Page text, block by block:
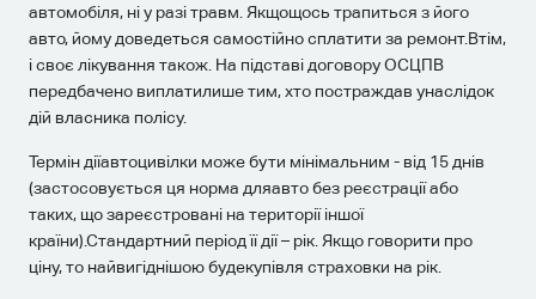
автомобіля, ні у разі травм. Якщощось трапиться з його
авто, йому доведеться самостійно сплатити за ремонт.Втім,
і своє лікування також. На підставі договору ОСЦПВ
передбачено виплатилише тим, хто постраждав унаслідок
дій власника полісу.
Термін діїавтоцивілки може бути мінімальним - від 15 днів
(застосовується ця норма дляавто без реєстрації або
таких, що зареєстровані на території іншої
країни).Стандартний період її дії – рік. Якщо говорити про
ціну, то найвигіднішою будекупівля страховки на рік.